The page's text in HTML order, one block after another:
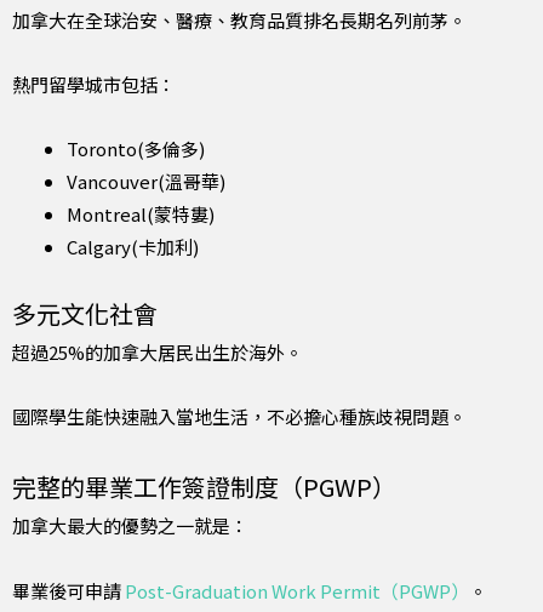
加拿大在全球治安、醫療、教育品質排名長期名列前茅。
熱門留學城市包括：
Toronto(多倫多)
Vancouver(溫哥華)
Montreal(蒙特婁)
Calgary(卡加利)
多元文化社會
超過25%的加拿大居民出生於海外。
國際學生能快速融入當地生活，不必擔心種族歧視問題。
完整的畢業工作簽證制度（PGWP）
加拿大最大的優勢之一就是：
畢業後可申請Post-Graduation Work Permit（PGWP） 。